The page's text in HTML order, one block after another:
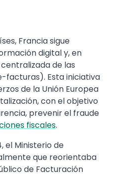
Francia sigue
digital y, en
de las
facturas). Esta iniciativa
de la Unión Europea
con el objetivo
prevenir el fraude
fiscales.
el Ministerio de
que reorientaba
de Facturación